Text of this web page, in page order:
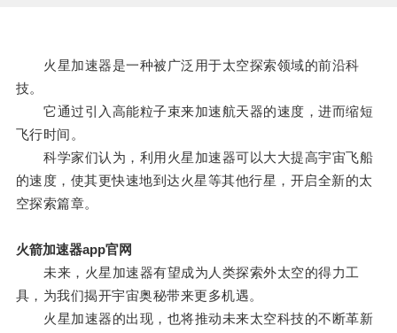
火星加速器是一种被广泛用于太空探索领域的前沿科
技。
它通过引入高能粒子束来加速航天器的速度，进而缩短
飞行时间。
科学家们认为，利用火星加速器可以大大提高宇宙飞船
的速度，使其更快速地到达火星等其他行星，开启全新的太
空探索篇章。
火箭加速器app官网
未来，火星加速器有望成为人类探索外太空的得力工
具，为我们揭开宇宙奥秘带来更多机遇。
火星加速器的出现，也将推动未来太空科技的不断革新